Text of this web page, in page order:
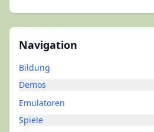
Navigation
Bildung
Demos
Emulatoren
Spiele